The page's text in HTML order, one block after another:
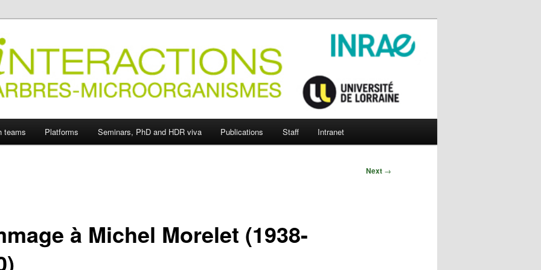
Arbres-Microorganismes
teams Platforms Seminars, PhD and HDR viva Publications Staff Intranet
Next →
à Michel Morelet (1938-